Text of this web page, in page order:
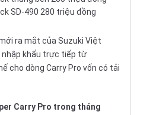
SD-490 280 triệu đồng
ra mắt của Suzuki Việt
nhập khẩu trực tiếp từ
cho dòng Carry Pro vốn có tải
Carry Pro trong tháng